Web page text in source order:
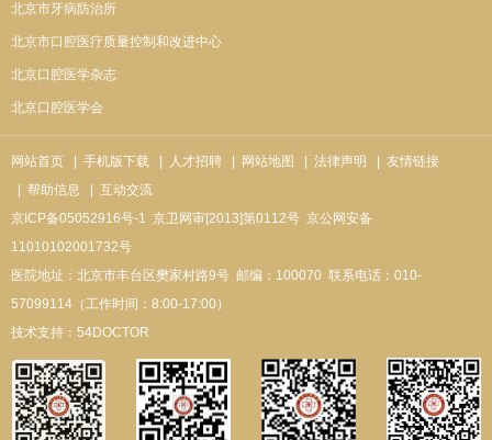
北京市牙病防治所
北京市口腔医疗质量控制和改进中心
北京口腔医学杂志
北京口腔医学会
网站首页 | 手机版下载 | 人才招聘 | 网站地图 | 法律声明
| 友情链接
| 帮助信息
| 互动交流
京ICP备05052916号-1 京卫网审[2013]第0112号 京公网安备
11010102001732号
医院地址：北京市丰台区樊家村路9号 邮编：100070 联系电话：010-
57099114（工作时间：8:00-17:00）
技术支持： 54DOCTOR